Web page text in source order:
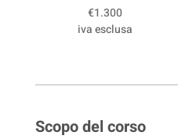
€1.300
iva esclusa
Scopo del corso